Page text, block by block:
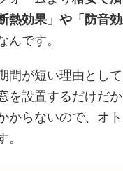
熱効果」や「防音
んです。
間が短い理由とし
を設置するだけだか
からないので、オ
。